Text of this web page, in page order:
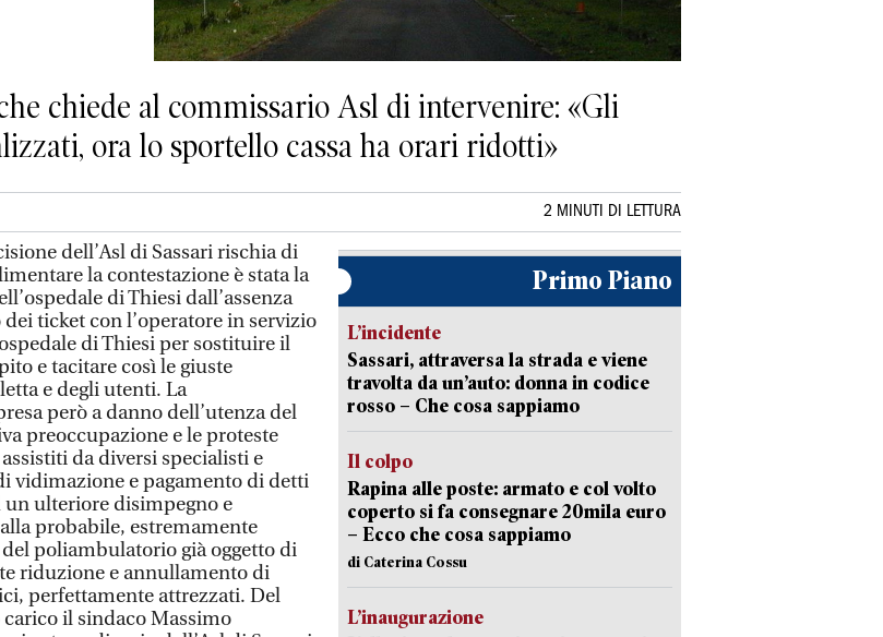
chiede al commissario Asl di intervenire: «Gli
ora lo sportello cassa ha orari ridotti»
2 MINUTI DI LETTURA
dell’Asl di Sassari rischia di
la contestazione è stata la
di Thiesi dall’assenza
ticket con l’operatore in servizio
di Thiesi per sostituire il
e tacitare così le giuste
e degli utenti. La
però a danno dell’utenza del
preoccupazione e le proteste
da diversi specialisti e
vidimazione e pagamento di detti
un ulteriore disimpegno e
probabile, estremamente
poliambulatorio già oggetto di
riduzione e annullamento di
perfettamente attrezzati. Del
il sindaco Massimo
Primo Piano
L’incidente
Sassari, attraversa la strada e viene
travolta da un’auto: donna in codice
rosso – Che cosa sappiamo
Il colpo
Rapina alle poste: armato e col volto
coperto si fa consegnare 20mila euro
– Ecco che cosa sappiamo
di Caterina Cossu
L’inaugurazione